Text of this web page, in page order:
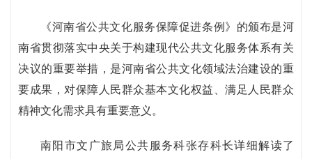
《河南省公共文化服务保障促进条例》的颁布是河
南省贯彻落实中央关于构建现代公共文化服务体系有关
决议的重要举措，是河南省公共文化领域法治建设的重
要成果，对保障人民群众基本文化权益、满足人民群众
精神文化需求具有重要意义。
南阳市文广旅局公共服务科张存科长详细解读了